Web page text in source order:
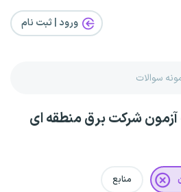
ورود | ثبت‌ نام
آزمون شرکت برق منطقه ای
منابع